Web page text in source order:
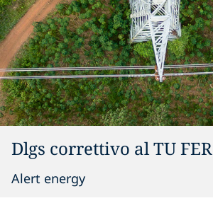
Dlgs correttivo al TU FER
Alert energy